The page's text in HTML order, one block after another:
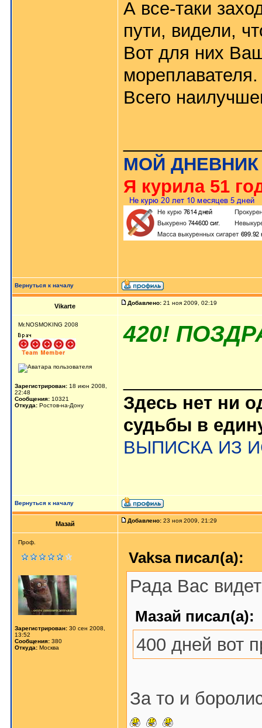
А все-таки
пути, видели,
Вот для них
мореплавателя.
Всего
МОЙ ДНЕВНИК
Я курила 51
Вернуться к началу
Vikarte Добавлено: 21 ноя 2009, 02:19
Mr.NOSMOKING 2008
Зарегистрирован: 18 июн 2008,
22:48
Сообщения: 10321
Откуда: Ростов-на-Дону
420!
Здесь нет ни
судьбы в
ВЫПИСКА ИЗ
Вернуться к началу
Мазай Добавлено: 23 ноя 2009, 21:29
Проф.
Зарегистрирован: 30 сен 2008,
13:52
Сообщения: 380
Откуда: Москва
Vaksa писал(а):
Рада Вас
Мазай писал(а):
400 дней вот
За то и